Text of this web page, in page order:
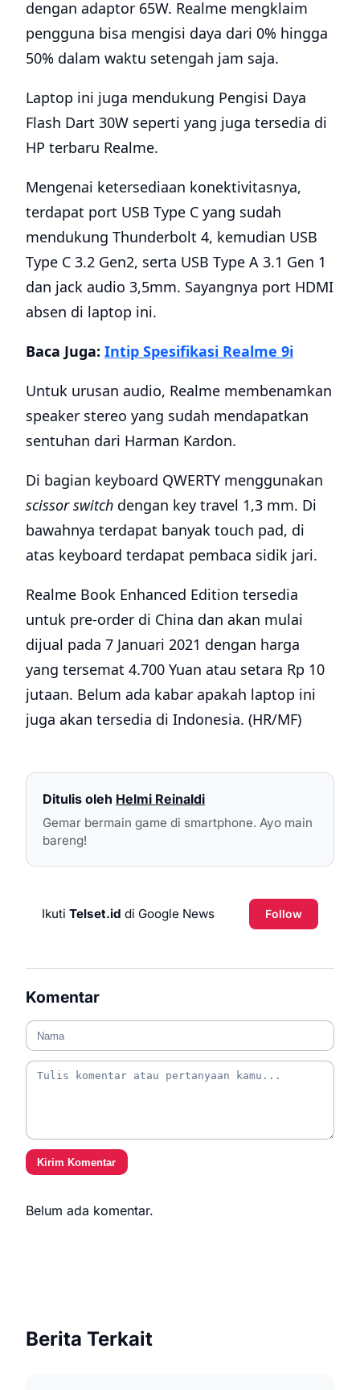
dengan adaptor 65W. Realme mengklaim
pengguna bisa mengisi daya dari 0% hingga
50% dalam waktu setengah jam saja.
Laptop ini juga mendukung Pengisi Daya
Flash Dart 30W seperti yang juga tersedia di
HP terbaru Realme.
Mengenai ketersediaan konektivitasnya,
terdapat port USB Type C yang sudah
mendukung Thunderbolt 4, kemudian USB
Type C 3.2 Gen2, serta USB Type A 3.1 Gen 1
dan jack audio 3,5mm. Sayangnya port HDMI
absen di laptop ini.
Baca Juga: Intip Spesifikasi Realme 9i
Untuk urusan audio, Realme membenamkan
speaker stereo yang sudah mendapatkan
sentuhan dari Harman Kardon.
Di bagian keyboard QWERTY menggunakan
scissor switch dengan key travel 1,3 mm. Di
bawahnya terdapat banyak touch pad, di
atas keyboard terdapat pembaca sidik jari.
Realme Book Enhanced Edition tersedia
untuk pre-order di China dan akan mulai
dijual pada 7 Januari 2021 dengan harga
yang tersemat 4.700 Yuan atau setara Rp 10
jutaan. Belum ada kabar apakah laptop ini
juga akan tersedia di Indonesia. (HR/MF)
Ditulis oleh Helmi Reinaldi
Gemar bermain game di smartphone. Ayo main
bareng!
Ikuti Telset.id di Google News Follow
Komentar
Kirim Komentar
Belum ada komentar.
Berita Terkait